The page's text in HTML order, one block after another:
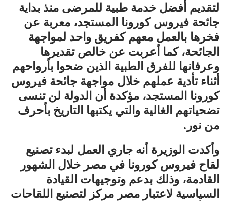
لتقديم أفضل خدمة طبية للمرضى منذ بداية
جائحة فيروس كورونا المستجد، معربة عن
فخرها بالعمل معهم كفريق واحد لمواجهة
الجائحة، كما أعربت عن خالص تقديرها
وعرفانها للفرق الطبية الذين ضحوا بأرواحهم
أثناء تأدية عملهم خلال مواجهة جائحة فيروس
كورونا المستجد، مؤكدة أن الدولة لن تنسى
تضحياتهم الغالية والتي يكتبها التاريخ بأحرف
من نور.
وأكدت الوزيرة أنه جاري العمل لبدء تصنيع
لقاح فيروس كورونا في مصر خلال الشهور
القادمة، وذلك بدعم وتوجيهات القيادة
السياسية لاعتبار مصر مركز لتصنيع اللقاحات